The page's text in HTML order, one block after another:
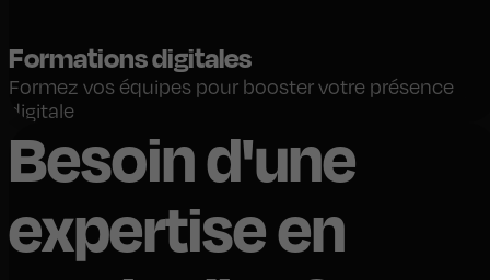
Formations digitales
Formez vos équipes pour booster votre présence
digitale
Besoin d'une
expertise en